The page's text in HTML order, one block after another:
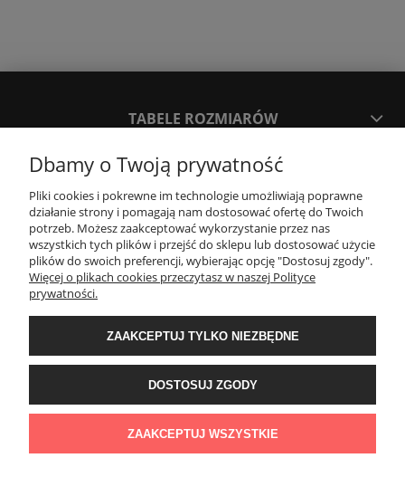
TABELE ROZMIARÓW
SPOSOBY PŁATNOŚCI ORAZ CZAS I KOSZTY DOSTAWY
DOSTAWY
KONTAKT
WYMIANA / ZWROTY / REKLAMACJE
REGULAMINY
Timeforf| ul. SOŁTYKA TADEUSZA 16C /SEGMENT NUMER 6 | 39-
300 Mielec | woj. podkarpackie |tel: 732 220 654pon-pt: 8:00-16:00 | mail:
Dbamy o Twoją prywatność
Pliki cookies i pokrewne im technologie umożliwiają poprawne
działanie strony i pomagają nam dostosować ofertę do Twoich
potrzeb. Możesz zaakceptować wykorzystanie przez nas
wszystkich tych plików i przejść do sklepu lub dostosować użycie
plików do swoich preferencji, wybierając opcję "Dostosuj zgody".
Więcej o plikach cookies przeczytasz w naszej Polityce
prywatności.
ZAAKCEPTUJ TYLKO NIEZBĘDNE
DOSTOSUJ ZGODY
ZAAKCEPTUJ WSZYSTKIE